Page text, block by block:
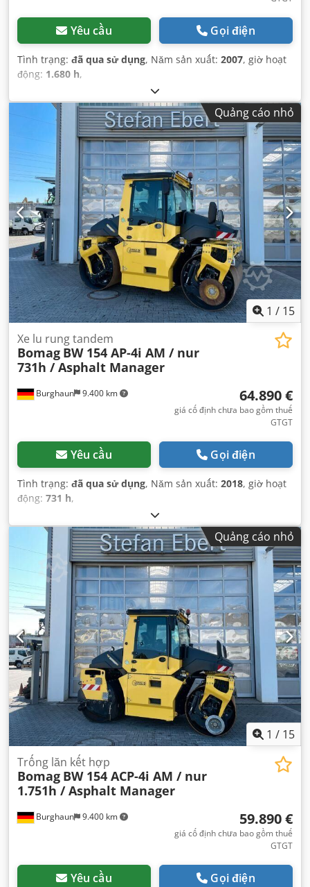
Yêu cầu Gọi điện
Tình trạng: đã qua sử dụng, Năm sản xuất: 2007, giờ hoạt
động: 1.680 h,
Quảng cáo nhỏ
1 / 15
Burghaun 9.400 km
Xe lu rung tandem
Bomag BW 154 AP-4i AM / nur
731h / Asphalt Manager
64.890 €
giá cố định chưa bao gồm thuế
GTGT
Yêu cầu Gọi điện
Tình trạng: đã qua sử dụng, Năm sản xuất: 2018, giờ hoạt
động: 731 h,
Quảng cáo nhỏ
1 / 15
Burghaun 9.400 km
Trống lăn kết hợp
Bomag BW 154 ACP-4i AM / nur
1.751h / Asphalt Manager
59.890 €
giá cố định chưa bao gồm thuế
GTGT
Yêu cầu Gọi điện